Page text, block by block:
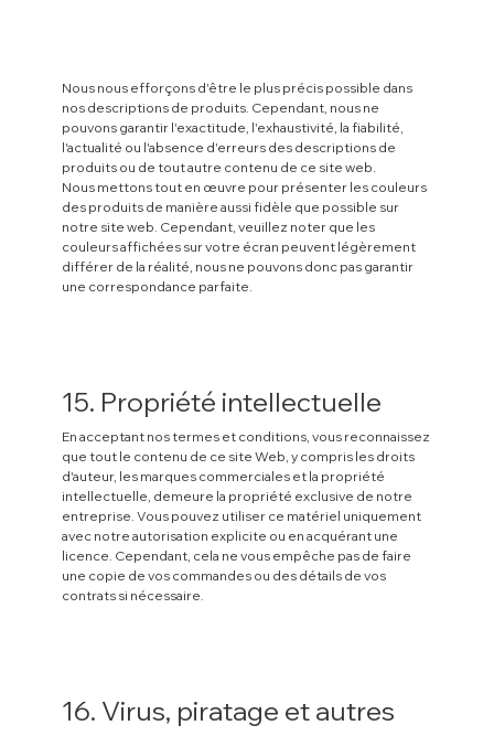
Nous nous efforçons d'être le plus précis possible dans
nos descriptions de produits. Cependant, nous ne
pouvons garantir l'exactitude, l'exhaustivité, la fiabilité,
l'actualité ou l'absence d'erreurs des descriptions de
produits ou de tout autre contenu de ce site web.
Nous mettons tout en œuvre pour présenter les couleurs
des produits de manière aussi fidèle que possible sur
notre site web. Cependant, veuillez noter que les
couleurs affichées sur votre écran peuvent légèrement
différer de la réalité, nous ne pouvons donc pas garantir
une correspondance parfaite.
15. Propriété intellectuelle
En acceptant nos termes et conditions, vous reconnaissez
que tout le contenu de ce site Web, y compris les droits
d'auteur, les marques commerciales et la propriété
intellectuelle, demeure la propriété exclusive de notre
entreprise. Vous pouvez utiliser ce matériel uniquement
avec notre autorisation explicite ou en acquérant une
licence. Cependant, cela ne vous empêche pas de faire
une copie de vos commandes ou des détails de vos
contrats si nécessaire.
16. Virus, piratage et autres